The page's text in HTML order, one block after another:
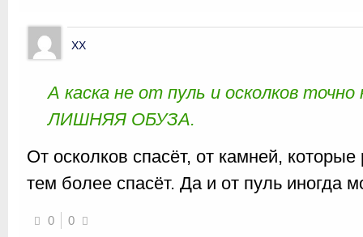
XX
А каска не от пуль и осколков
ЛИШНЯЯ ОБУЗА.
От осколков спасёт, от камней,
тем более спасёт. Да и от пуль иногда
0 0